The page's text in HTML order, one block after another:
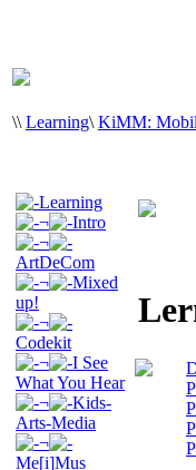
\\ Learning\ KiMM:
Learning
¬
Intro
¬
ArtDeCom
¬
Mixed
up!
¬
Codekit
¬
I See
What You Hear
¬
Kids-
Arts-Media
¬
Me[i]Mus